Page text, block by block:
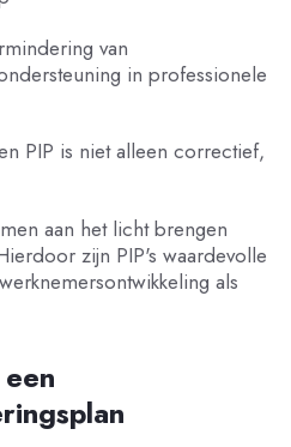
van
in professionele
PIP is niet alleen correctief,
aan het licht brengen
zijn PIP's waardevolle
als